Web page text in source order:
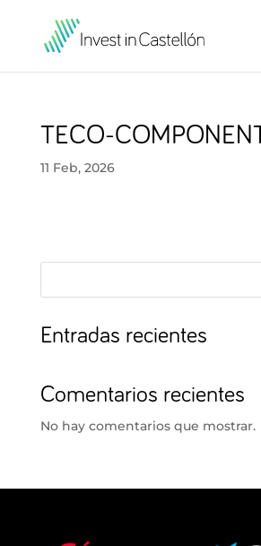
TECO-
11 Feb, 2026
Entradas recientes
Comentarios recientes
No hay comentarios que mostrar.